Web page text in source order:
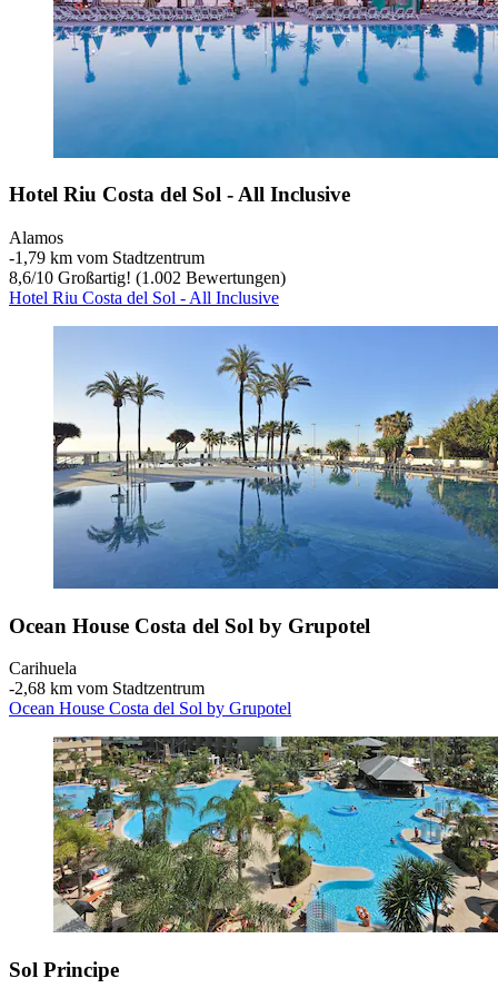
Hotel Riu Costa del Sol - All Inclusive
Alamos
‐1,79 km vom Stadtzentrum
8,6/10 Großartig! (1.002 Bewertungen)
Hotel Riu Costa del Sol - All Inclusive
Ocean House Costa del Sol by Grupotel
Carihuela
‐2,68 km vom Stadtzentrum
Ocean House Costa del Sol by Grupotel
Sol Principe